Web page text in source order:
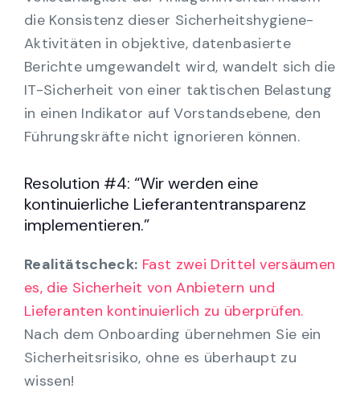
die Konsistenz dieser Sicherheitshygiene-
Aktivitäten in objektive, datenbasierte
Berichte umgewandelt wird, wandelt sich die
IT-Sicherheit von einer taktischen Belastung
in einen Indikator auf Vorstandsebene, den
Führungskräfte nicht ignorieren können.
Resolution #4: “Wir werden eine
kontinuierliche Lieferantentransparenz
implementieren.”
Realitätscheck: Fast zwei Drittel versäumen
es, die Sicherheit von Anbietern und
Lieferanten kontinuierlich zu überprüfen.
Nach dem Onboarding übernehmen Sie ein
Sicherheitsrisiko, ohne es überhaupt zu
wissen!